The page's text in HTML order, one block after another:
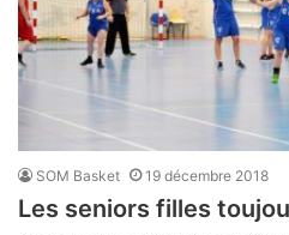
SOM Basket 19 décembre 2018
Les seniors filles